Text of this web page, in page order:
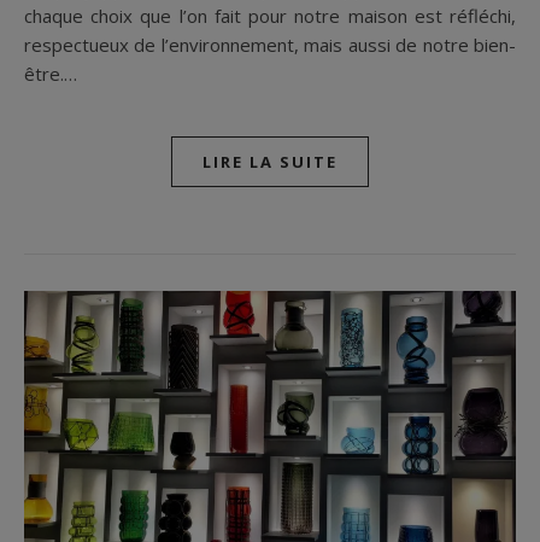
chaque choix que l’on fait pour notre maison est réfléchi,
respectueux de l’environnement, mais aussi de notre bien-
être.…
LIRE LA SUITE